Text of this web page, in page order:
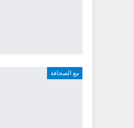
مع الصحافة